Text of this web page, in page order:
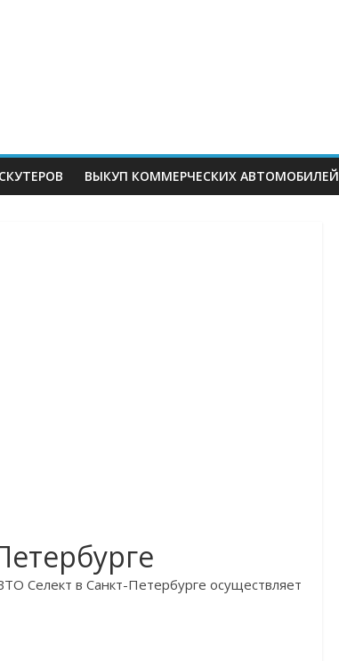
ВЫКУП КОММЕРЧЕСКИХ АВТОМОБИЛЕЙ
Селект в Санкт-Петербурге осуществляет